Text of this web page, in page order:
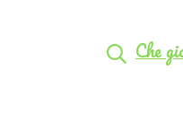
Che